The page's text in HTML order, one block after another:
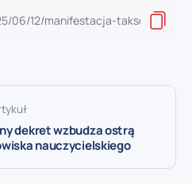
dekret wzbudza ostrą
nauczycielskiego